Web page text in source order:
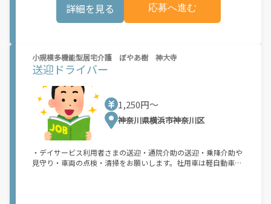
詳細を見る 応募へ進む
小規模多機能型居宅介護 ぼやあ樹 神大寺
送迎ドライバー
1,250円〜
神奈川県横浜市神奈川区
・デイサービス利用者さまの送迎・通院介助の送迎・乗降介助や
見守り・車両の点検・清掃をお願いします。社用車は軽自動車が